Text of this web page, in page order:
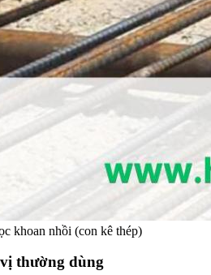
khoan nhồi (con kê thép)
thường dùng